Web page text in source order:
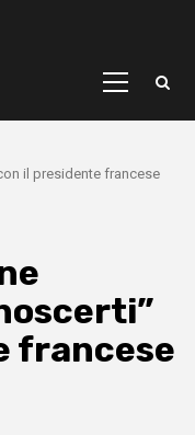
Primary
il presidente francese
francese